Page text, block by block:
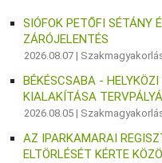
SIÓFOK PETŐFI SÉTÁNY
ZÁRÓJELENTÉS
2026.08.07 |
BÉKÉSCSABA -
KIALAKÍTÁSA
2026.08.05 |
AZ IPARKAMARAI
ELTÖRLÉSÉT KÉRTE